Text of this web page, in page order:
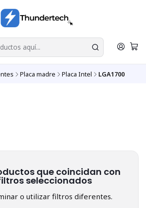
Placa madre Placa Intel LGA1700
que coincidan con
seleccionados
o utilizar filtros diferentes.